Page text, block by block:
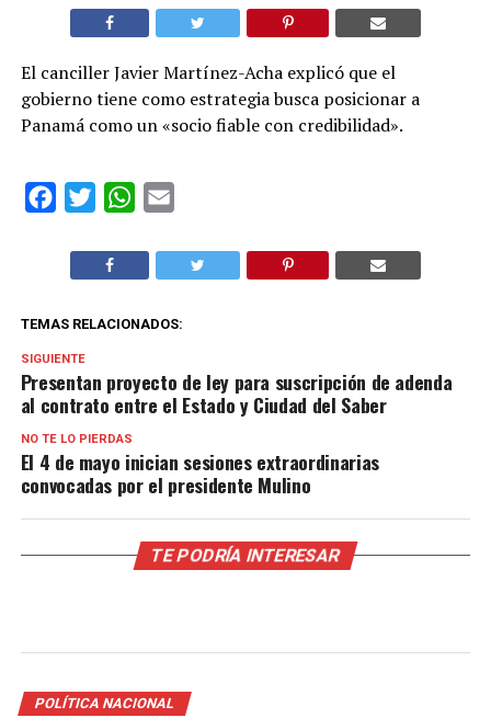
El canciller Javier Martínez-Acha explicó que el
gobierno tiene como estrategia busca posicionar a
Panamá como un «socio fiable con credibilidad».
Facebook
TwitterWhatsApp
TEMAS RELACIONADOS:
SIGUIENTE
Presentan proyecto de ley para suscripción de adenda
al contrato entre el Estado y Ciudad del Saber
NO TE LO PIERDAS
El 4 de mayo inician sesiones extraordinarias
convocadas por el presidente Mulino
TE PODRÍA INTERESAR
POLÍTICA NACIONAL